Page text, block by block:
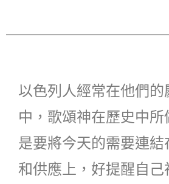
以色列人經常在他們的
中，歌頌神在歷史中
是要將今天的需要連結
和供應上，好提醒自己